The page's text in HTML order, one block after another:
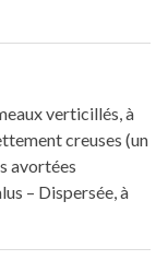
verticillés, à
creuses (un
avortées
– Dispersée, à